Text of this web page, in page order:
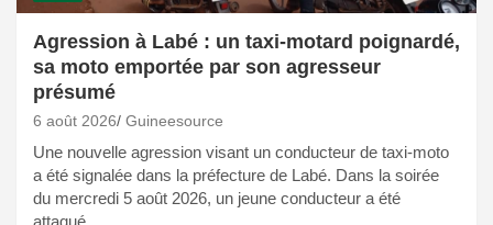
Agression à Labé : un taxi-motard poignardé,
sa moto emportée par son agresseur
présumé
6 août 2026 Guineesource
Une nouvelle agression visant un conducteur de taxi-moto
a été signalée dans la préfecture de Labé. Dans la soirée
du mercredi 5 août 2026, un jeune conducteur a été
attaqué…